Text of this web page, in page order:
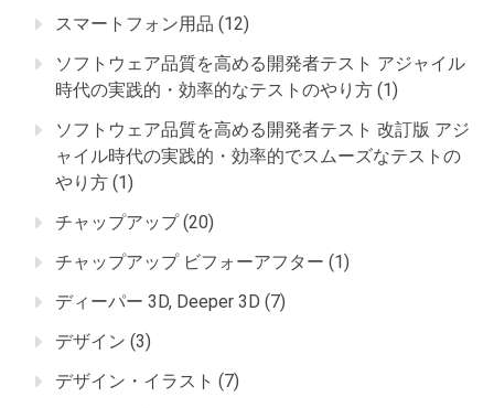
スマートフォン用品 (12)
ソフトウェア品質を高める開発者テスト アジャイル
時代の実践的・効率的なテストのやり方 (1)
ソフトウェア品質を高める開発者テスト 改訂版 アジ
ャイル時代の実践的・効率的でスムーズなテストの
やり方 (1)
チャップアップ(20)
チャップアップ ビフォーアフター (1)
ディーパー 3D, Deeper 3D (7)
デザイン (3)
デザイン・イラスト (7)